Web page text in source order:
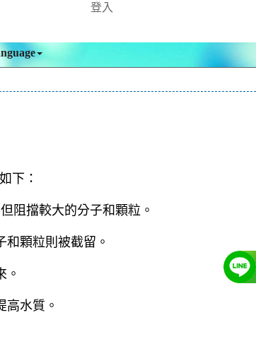
登入
下：
阻擋較大的分子和顆粒。
顆粒則被截留。
。
水質。